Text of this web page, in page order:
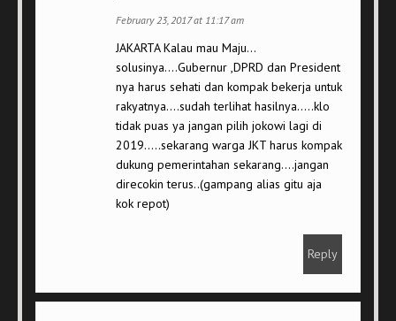
February 23, 2017 at 11:17 am
JAKARTA Kalau mau Maju…
solusinya….Gubernur ,DPRD dan President
nya harus sehati dan kompak bekerja untuk
rakyatnya….sudah terlihat hasilnya…..klo
tidak puas ya jangan pilih jokowi lagi di
2019…..sekarang warga JKT harus kompak
dukung pemerintahan sekarang….jangan
direcokin terus..(gampang alias gitu aja
kok repot)
Reply